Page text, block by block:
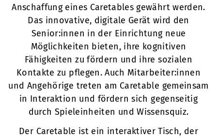
Anschaffung eines Caretables gewährt werden.
Das innovative, digitale Gerät wird den
Senior:innen in der Einrichtung neue
Möglichkeiten bieten, ihre kognitiven
Fähigkeiten zu fördern und ihre sozialen
Kontakte zu pflegen. Auch Mitarbeiter:innen
und Angehörige treten am Caretable gemeinsam
in Interaktion und fördern sich gegenseitig
durch Spieleinheiten und Wissensquiz.
Der Caretable ist ein interaktiver Tisch, der